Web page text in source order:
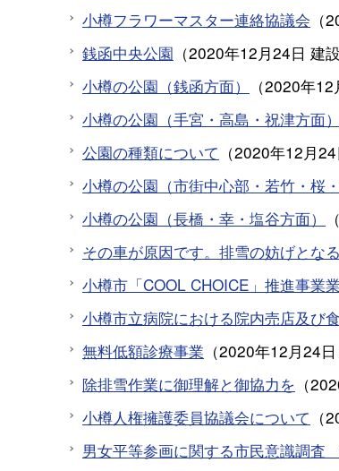
小樽フラワーマスター連絡協議会 （
銭函中央公園 （2020年12月24日 建
小樽の公園（銭函方面）
（2020年12
小樽の公園（手宮・高島・祝津方面）
公園の種類について （2020年12月24
小樽の公園（市街中心部・若竹・桜
小樽の公園（長橋・幸・塩谷方面）
（
その車が原因です。排雪の妨げとな
小樽市「COOL CHOICE」推進事業
小樽市立病院における院内売店及び
無料低額診療事業 （2020年12月24日
除排雪作業に御理解と御協力を （
小樽人権擁護委員協議会について （
男女平等参画に関する市民意識調